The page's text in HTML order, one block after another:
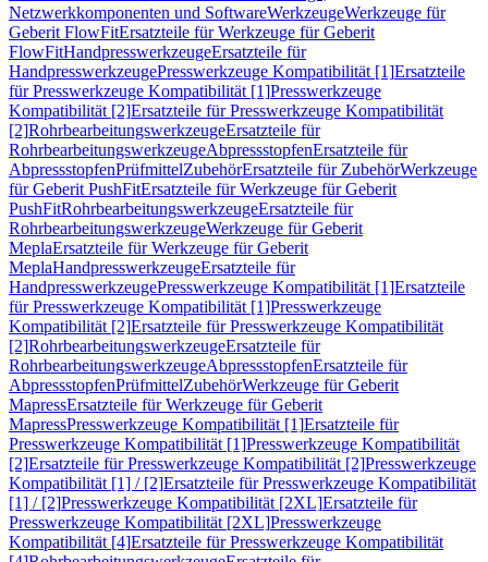
Netzwerkkomponenten und SoftwareWerkzeugeWerkzeuge für
Geberit FlowFitErsatzteile für Werkzeuge für Geberit
FlowFitHandpresswerkzeugeErsatzteile für
HandpresswerkzeugePresswerkzeuge Kompatibilität [1]Ersatzteile
für Presswerkzeuge Kompatibilität [1]Presswerkzeuge
Kompatibilität [2]Ersatzteile für Presswerkzeuge Kompatibilität
[2]RohrbearbeitungswerkzeugeErsatzteile für
RohrbearbeitungswerkzeugeAbpressstopfenErsatzteile für
AbpressstopfenPrüfmittelZubehörErsatzteile für ZubehörWerkzeuge
für Geberit PushFitErsatzteile für Werkzeuge für Geberit
PushFitRohrbearbeitungswerkzeugeErsatzteile für
RohrbearbeitungswerkzeugeWerkzeuge für Geberit
MeplaErsatzteile für Werkzeuge für Geberit
MeplaHandpresswerkzeugeErsatzteile für
HandpresswerkzeugePresswerkzeuge Kompatibilität [1]Ersatzteile
für Presswerkzeuge Kompatibilität [1]Presswerkzeuge
Kompatibilität [2]Ersatzteile für Presswerkzeuge Kompatibilität
[2]RohrbearbeitungswerkzeugeErsatzteile für
RohrbearbeitungswerkzeugeAbpressstopfenErsatzteile für
AbpressstopfenPrüfmittelZubehörWerkzeuge für Geberit
MapressErsatzteile für Werkzeuge für Geberit
MapressPresswerkzeuge Kompatibilität [1]Ersatzteile für
Presswerkzeuge Kompatibilität [1]Presswerkzeuge Kompatibilität
[2]Ersatzteile für Presswerkzeuge Kompatibilität [2]Presswerkzeuge
Kompatibilität [1] / [2]Ersatzteile für Presswerkzeuge Kompatibilität
[1] / [2]Presswerkzeuge Kompatibilität [2XL]Ersatzteile für
Presswerkzeuge Kompatibilität [2XL]Presswerkzeuge
Kompatibilität [4]Ersatzteile für Presswerkzeuge Kompatibilität